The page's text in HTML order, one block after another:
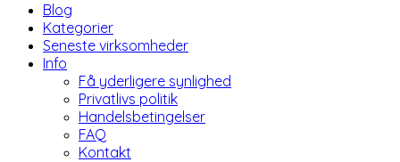
Blog
Kategorier
Seneste virksomheder
Info
Få yderligere synlighed
Privatlivs politik
Handelsbetingelser
FAQ
Kontakt